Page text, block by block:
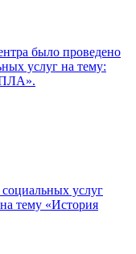
было проведено
услуг на тему:
услуг
тему «История